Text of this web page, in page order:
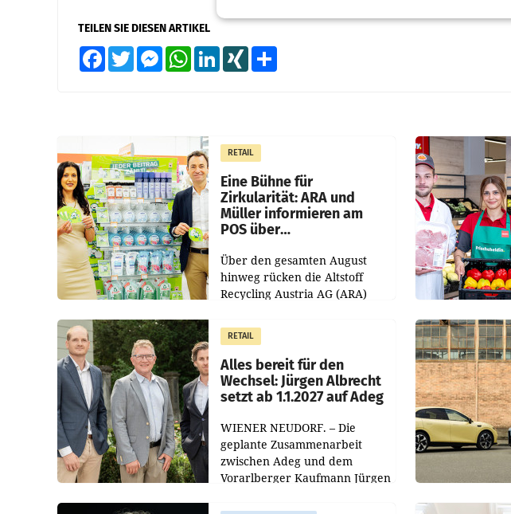
TEILEN SIE DIESEN ARTIKEL
FacebookTwitter MessengerWhatsAppLinkedInXING
RETAIL
Eine Bühne für
Zirkularität: ARA und
Müller informieren am
POS über
Über den gesamten August
hinweg rücken die Altstoff
Recycling Austria AG (ARA)
Müller die Initiative „Kreislauf-
Helden“ in allen
österreichischen Müller-Filialen
RETAIL
Alles bereit für den
Wechsel: Jürgen Albrecht
setzt ab 1.1.2027 auf Adeg
WIENER NEUDORF. – Die
geplante Zusammenarbeit
zwischen Adeg und dem
Vorarlberger Kaufmann Jürgen